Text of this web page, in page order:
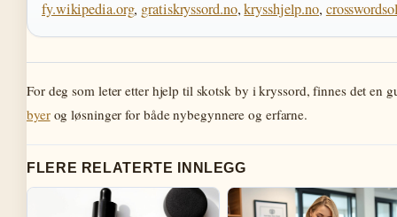
fy.wikipedia.org, gratiskryssord.no,krysshjelp.no,
For deg som leter etter hjelp til skotsk by i kryssord, finnes det en
byerog løsninger for både nybegynnere og erfarne.
FLERE RELATERTE INNLEGG